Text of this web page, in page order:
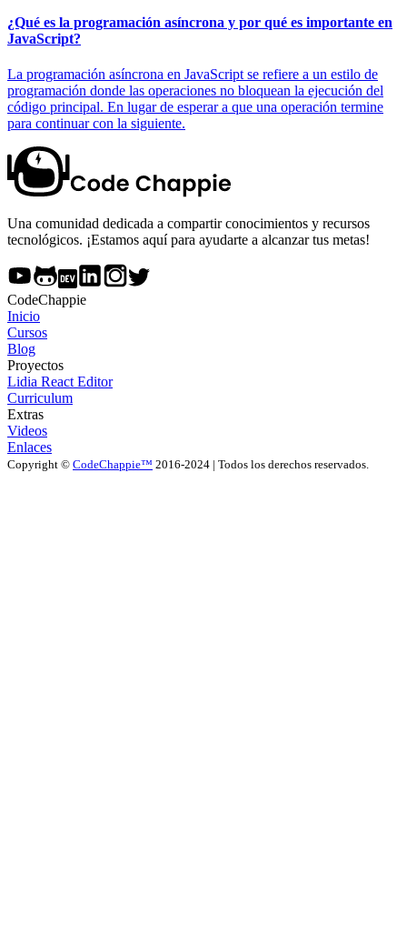
¿Qué es la programación asíncrona y por qué es importante en
JavaScript?
La programación asíncrona en JavaScript se refiere a un estilo de
programación donde las operaciones no bloquean la ejecución del
código principal. En lugar de esperar a que una operación termine
para continuar con la siguiente.
Una comunidad dedicada a compartir conocimientos y recursos
tecnológicos. ¡Estamos aquí para ayudarte a alcanzar tus metas!
CodeChappie
Inicio
Cursos
Blog
Proyectos
Lidia React Editor
Curriculum
Extras
Videos
Enlaces
Copyright © CodeChappie™ 2016-2024 | Todos los derechos reservados.